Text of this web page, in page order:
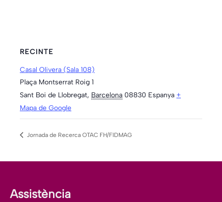
RECINTE
Casal Olivera (Sala 108)
Plaça Montserrat Roig 1
Sant Boi de Llobregat, Barcelona 08830 Espanya +
Mapa de Google
Jornada de Recerca OTAC FH/FIDMAG
Assistència